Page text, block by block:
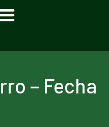
– Fecha